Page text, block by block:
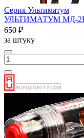
Серия Ультиматум
УЛЬТИМАТУМ МД-
650 ₽
за штуку